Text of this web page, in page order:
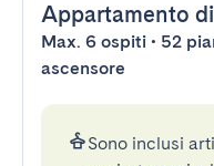
Appartamento
Max. 6 ospiti • 52
ascensore
Sono inclusi